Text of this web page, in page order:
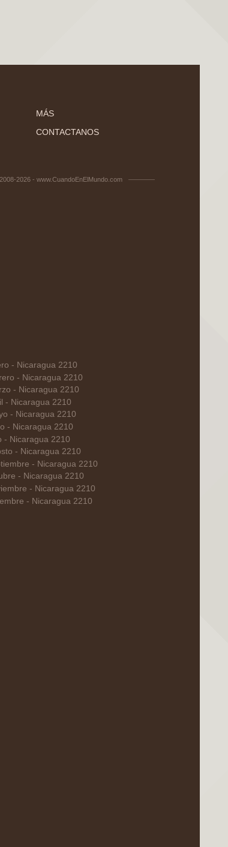
MÁS
CONTACTANOS
2026 - www.CuandoEnElMundo.com
- Nicaragua 2210
- Nicaragua 2210
- Nicaragua 2210
- Nicaragua 2210
- Nicaragua 2210
- Nicaragua 2210
- Nicaragua 2210
- Nicaragua 2210
- Nicaragua 2210
- Nicaragua 2210
- Nicaragua 2210
- Nicaragua 2210